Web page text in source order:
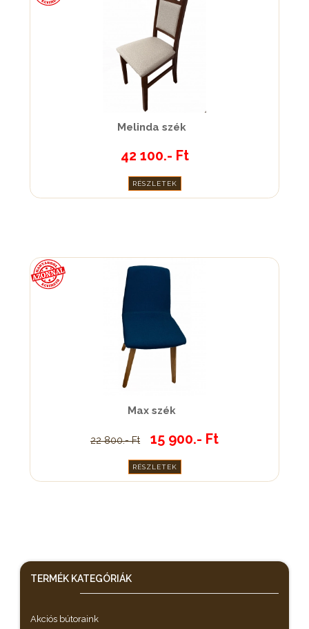
Melinda szék
42 100.- Ft
RÉSZLETEK
Max szék
22 800.- Ft 15 900.- Ft
RÉSZLETEK
TERMÉK KATEGÓRIÁK
Akciós bútoraink